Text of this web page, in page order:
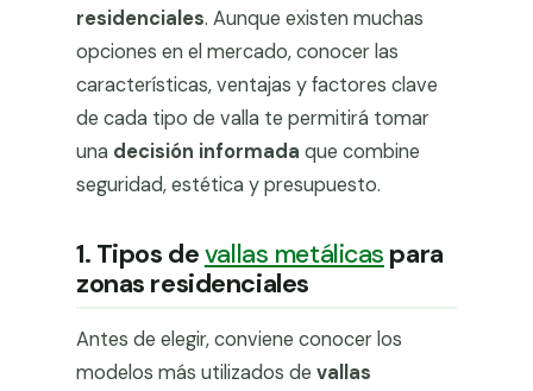
residenciales. Aunque existen muchas
opciones en el mercado, conocer las
características, ventajas y factores clave
de cada tipo de valla te permitirá tomar
una decisión informada que combine
seguridad, estética y presupuesto.
1. Tipos devallas metálicas para
zonas residenciales
Antes de elegir, conviene conocer los
modelos más utilizados de vallas